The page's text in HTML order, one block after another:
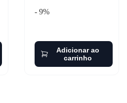
- 9%
Adicionar ao
carrinho